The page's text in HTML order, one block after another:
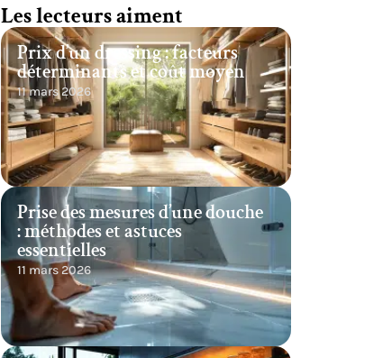
Les lecteurs aiment
Prix d’un dressing : facteurs
déterminants et coût moyen
11 mars 2026
Prise des mesures d’une douche
: méthodes et astuces
essentielles
11 mars 2026